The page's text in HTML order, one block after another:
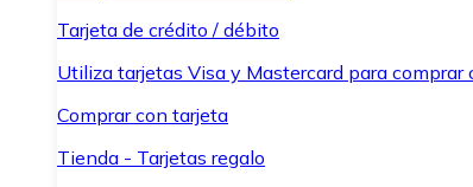
Tarjeta de crédito / débito
Utiliza tarjetas Visa y Mastercard para comprar
Comprar con tarjeta
Tienda - Tarjetas regalo